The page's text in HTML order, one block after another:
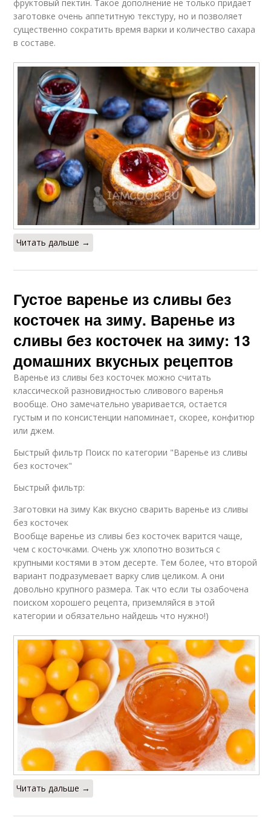
фруктовый пектин. Такое дополнение не только придает
заготовке очень аппетитную текстуру, но и позволяет
существенно сократить время варки и количество сахара
в составе.
Читать дальше →
Густое варенье из сливы без
косточек на зиму. Варенье из
сливы без косточек на зиму: 13
домашних вкусных рецептов
Варенье из сливы без косточек можно считать
классической разновидностью сливового варенья
вообще. Оно замечательно уваривается, остается
густым и по консистенции напоминает, скорее, конфитюр
или джем.
Быстрый фильтр Поиск по категории "Варенье из сливы
без косточек"
Быстрый фильтр:
Заготовки на зиму Как вкусно сварить варенье из сливы
без косточек
Вообще варенье из сливы без косточек варится чаще,
чем с косточками. Очень уж хлопотно возиться с
крупными костями в этом десерте. Тем более, что второй
вариант подразумевает варку слив целиком. А они
довольно крупного размера. Так что если ты озабочена
поиском хорошего рецепта, приземляйся в этой
категории и обязательно найдешь что нужно!)
Читать дальше →